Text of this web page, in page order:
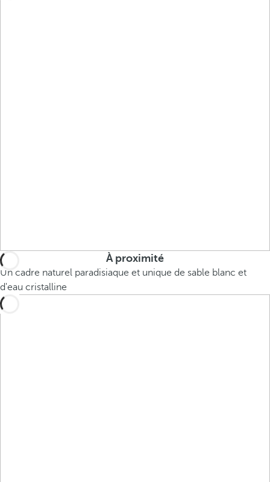
À proximité
Un cadre naturel paradisiaque et unique de sable blanc et
d'eau cristalline